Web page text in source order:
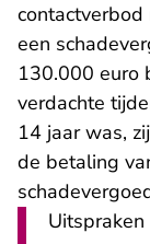
een
130.000 euro
verdachte
14 jaar was,
de betaling
Uitspraken